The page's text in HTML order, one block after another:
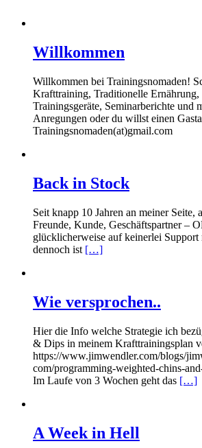
Willkommen
Willkommen bei Trainingsnomaden!
Krafttraining, Traditionelle Ernährung,
Trainingsgeräte, Seminarberichte und
Anregungen oder du willst einen
Trainingsnomaden(at)gmail.com
Back in Stock
Seit knapp 10 Jahren an meiner Seite,
Freunde, Kunde, Geschäftspartner –
glücklicherweise auf keinerlei Support
dennoch ist […]
Wie versprochen..
Hier die Info welche Strategie ich
& Dips in meinem Krafttrainingsplan
https://www.jimwendler.com/blogs/
com/programming-weighted-chins-
Im Laufe von 3 Wochen geht das […]
A Week in Hell